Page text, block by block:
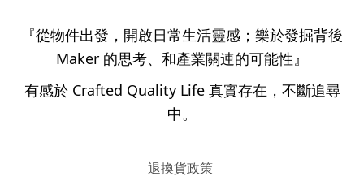
『從物件出發，開啟日常生活靈感；樂於發掘背後
Maker 的思考、和產業關連的可能性』
有感於 Crafted Quality Life 真實存在，不斷追尋
中。
退換貨政策